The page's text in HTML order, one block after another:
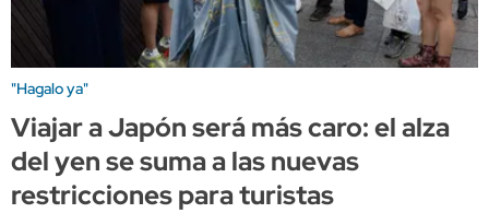
"Hagalo ya"
Viajar a Japón será más caro: el alza
del yen se suma a las nuevas
restricciones para turistas